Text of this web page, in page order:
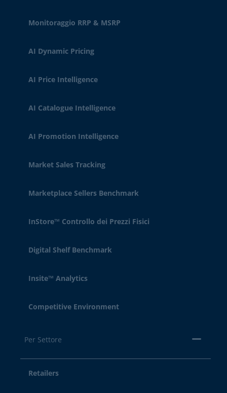
Monitoraggio RRP & MSRP
AI Dynamic Pricing
AI Price Intelligence
AI Catalogue Intelligence
AI Promotion Intelligence
Market Sales Tracking
Marketplace Sellers Benchmark
InStore™ Controllo dei Prezzi Fisici
Digital Shelf Benchmark
Insite™ Analytics
Competitive Environment
Per Settore
Retailers